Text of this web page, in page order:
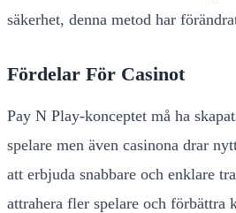
säkerhet, denna metod har
Fördelar För Casinot
Pay N Play-konceptet må ha
spelare men även casinona drar
att erbjuda snabbare och enklare
attrahera fler spelare och förbättra